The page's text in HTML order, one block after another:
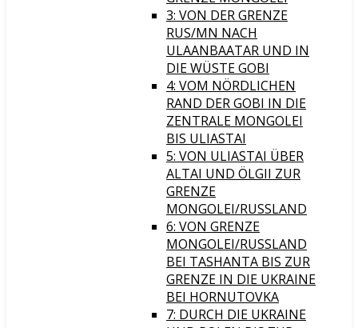
3: VON DER GRENZE
RUS/MN NACH
ULAANBAATAR UND IN
DIE WÜSTE GOBI
4: VOM NÖRDLICHEN
RAND DER GOBI IN DIE
ZENTRALE MONGOLEI
BIS ULIASTAI
5: VON ULIASTAI ÜBER
ALTAI UND ÖLGII ZUR
GRENZE
MONGOLEI/RUSSLAND
6: VON GRENZE
MONGOLEI/RUSSLAND
BEI TASHANTA BIS ZUR
GRENZE IN DIE UKRAINE
BEI HORNUTOVKA
7: DURCH DIE UKRAINE